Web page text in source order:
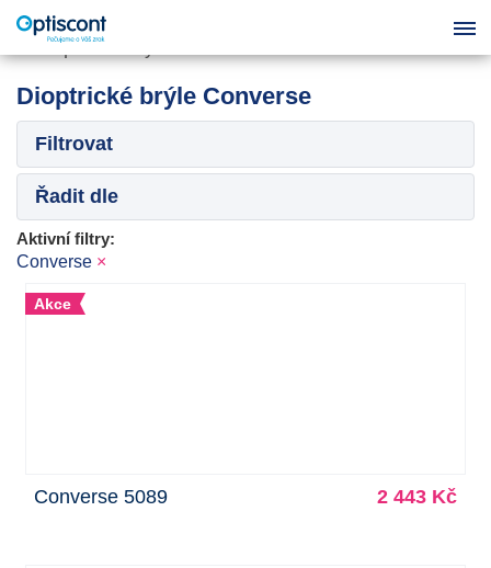
Dioptrické brýle Converse
Filtrovat
Řadit dle
Aktivní filtry:
Converse ×
Akce
Converse 5089 2 443 Kč